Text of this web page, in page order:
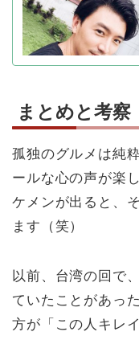
まとめと考察
孤独のグルメは純
ールな心の声が楽
ケメンが出ると、
ます（笑）
以前、台湾の回で
ていたことがあっ
方が「この人キレ